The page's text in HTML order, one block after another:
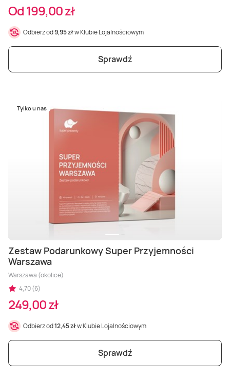
Od 199,00 zł
Odbierz od9,95 złw Klubie Lojalnościowym
Sprawdź
Tylko u nas
Zestaw Podarunkowy Super Przyjemności
Warszawa
Warszawa (okolice)
4,70 (6)
249,00 zł
Odbierz od12,45 złw Klubie Lojalnościowym
Sprawdź